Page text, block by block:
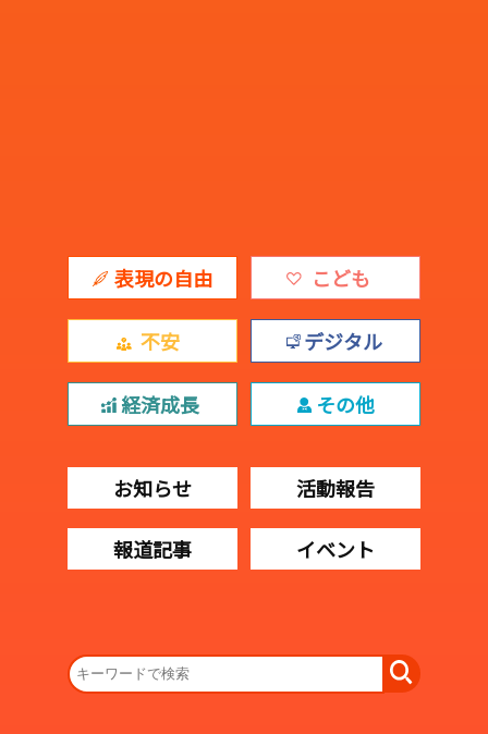
表現の自由 こども
不安 デジタル
経済成長 その他
お知らせ 活動報告
報道記事 イベント